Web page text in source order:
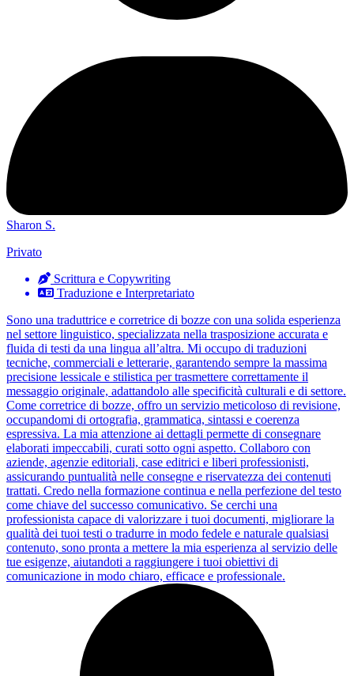
Sharon S.
Privato
Scrittura e Copywriting
Traduzione e Interpretariato
Sono una traduttrice e corretrice di bozze con una solida esperienza
nel settore linguistico, specializzata nella trasposizione accurata e
fluida di testi da una lingua all’altra. Mi occupo di traduzioni
tecniche, commerciali e letterarie, garantendo sempre la massima
precisione lessicale e stilistica per trasmettere correttamente il
messaggio originale, adattandolo alle specificità culturali e di settore.
Come corretrice di bozze, offro un servizio meticoloso di revisione,
occupandomi di ortografia, grammatica, sintassi e coerenza
espressiva. La mia attenzione ai dettagli permette di consegnare
elaborati impeccabili, curati sotto ogni aspetto. Collaboro con
aziende, agenzie editoriali, case editrici e liberi professionisti,
assicurando puntualità nelle consegne e riservatezza dei contenuti
trattati. Credo nella formazione continua e nella perfezione del testo
come chiave del successo comunicativo. Se cerchi una
professionista capace di valorizzare i tuoi documenti, migliorare la
qualità dei tuoi testi o tradurre in modo fedele e naturale qualsiasi
contenuto, sono pronta a mettere la mia esperienza al servizio delle
tue esigenze, aiutandoti a raggiungere i tuoi obiettivi di
comunicazione in modo chiaro, efficace e professionale.